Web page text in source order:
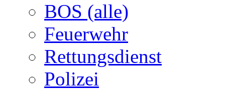
BOS (alle)
Feuerwehr
Rettungsdienst
Polizei